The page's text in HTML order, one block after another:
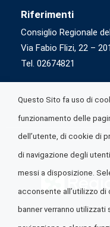
Riferimenti
Consiglio Regionale
Via Fabio Flizi, 22 –
Tel. 02674821
Questo Sito fa uso di
funzionamento delle
dell’utente, di cookie di
di navigazione degli
messi a disposizione.
acconsente all’utilizzo
banner verranno